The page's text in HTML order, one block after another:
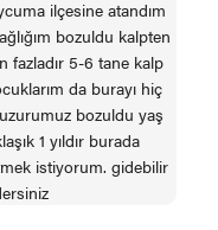
ilçesine atandım
bozuldu kalpten
fazladır 5-6 tane kalp
da burayı hiç
bozuldu yaş
1 yıldır burada
istiyorum. gidebilir